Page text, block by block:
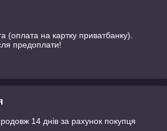
на картку приватбанку).
предоплати!
14 днів за рахунок покупця